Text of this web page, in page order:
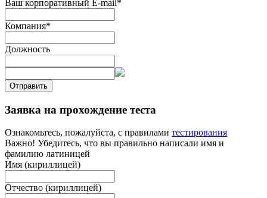
Ваш корпоративный E-mail *
Компания*
Должность
Отправить
Заявка на прохождение теста
Ознакомьтесь, пожалуйста, с правилами тестирования
Важно! Убедитесь, что вы правильно написали имя и
фамилию латиницей
Имя (кириллицей)
Отчество (кириллицей)